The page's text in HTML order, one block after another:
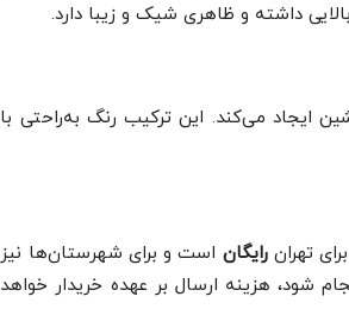
داشته و ظاهری شیک و زیبا دارد.
می‌کند. این ترکیب رنگ به‌راحتی با
تهرانرایگان است و برای شهرستان‌ها نیز
شود، هزینه ارسال بر عهده خریدار خواهد